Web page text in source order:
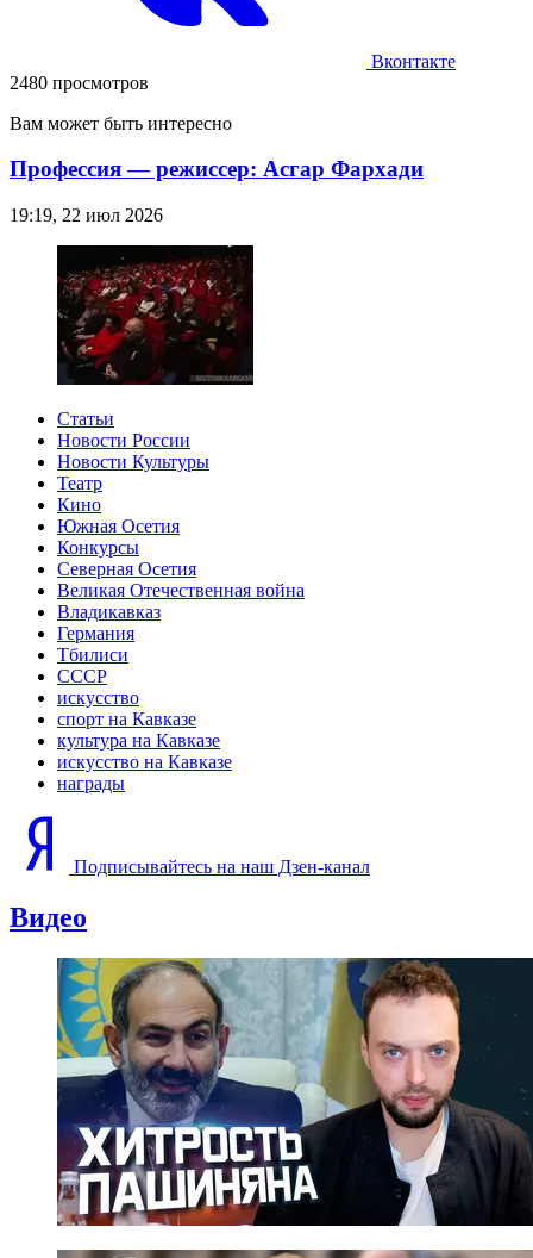
Вконтакте
2480 просмотров
Вам может быть интересно
Профессия — режиссер: Асгар Фархади
19:19, 22 июл 2026
Статьи
Новости России
Новости Культуры
Театр
Кино
Южная Осетия
Конкурсы
Северная Осетия
Великая Отечественная война
Владикавказ
Германия
Тбилиси
СССР
искусство
спорт на Кавказе
культура на Кавказе
искусство на Кавказе
награды
Подписывайтесь на наш Дзен-канал
Видео